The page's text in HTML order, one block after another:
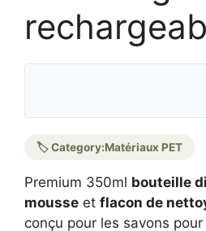
🏷️ Category:Matériaux PET
Premium 350ml bouteille
mousse et flacon de
conçu pour les savons